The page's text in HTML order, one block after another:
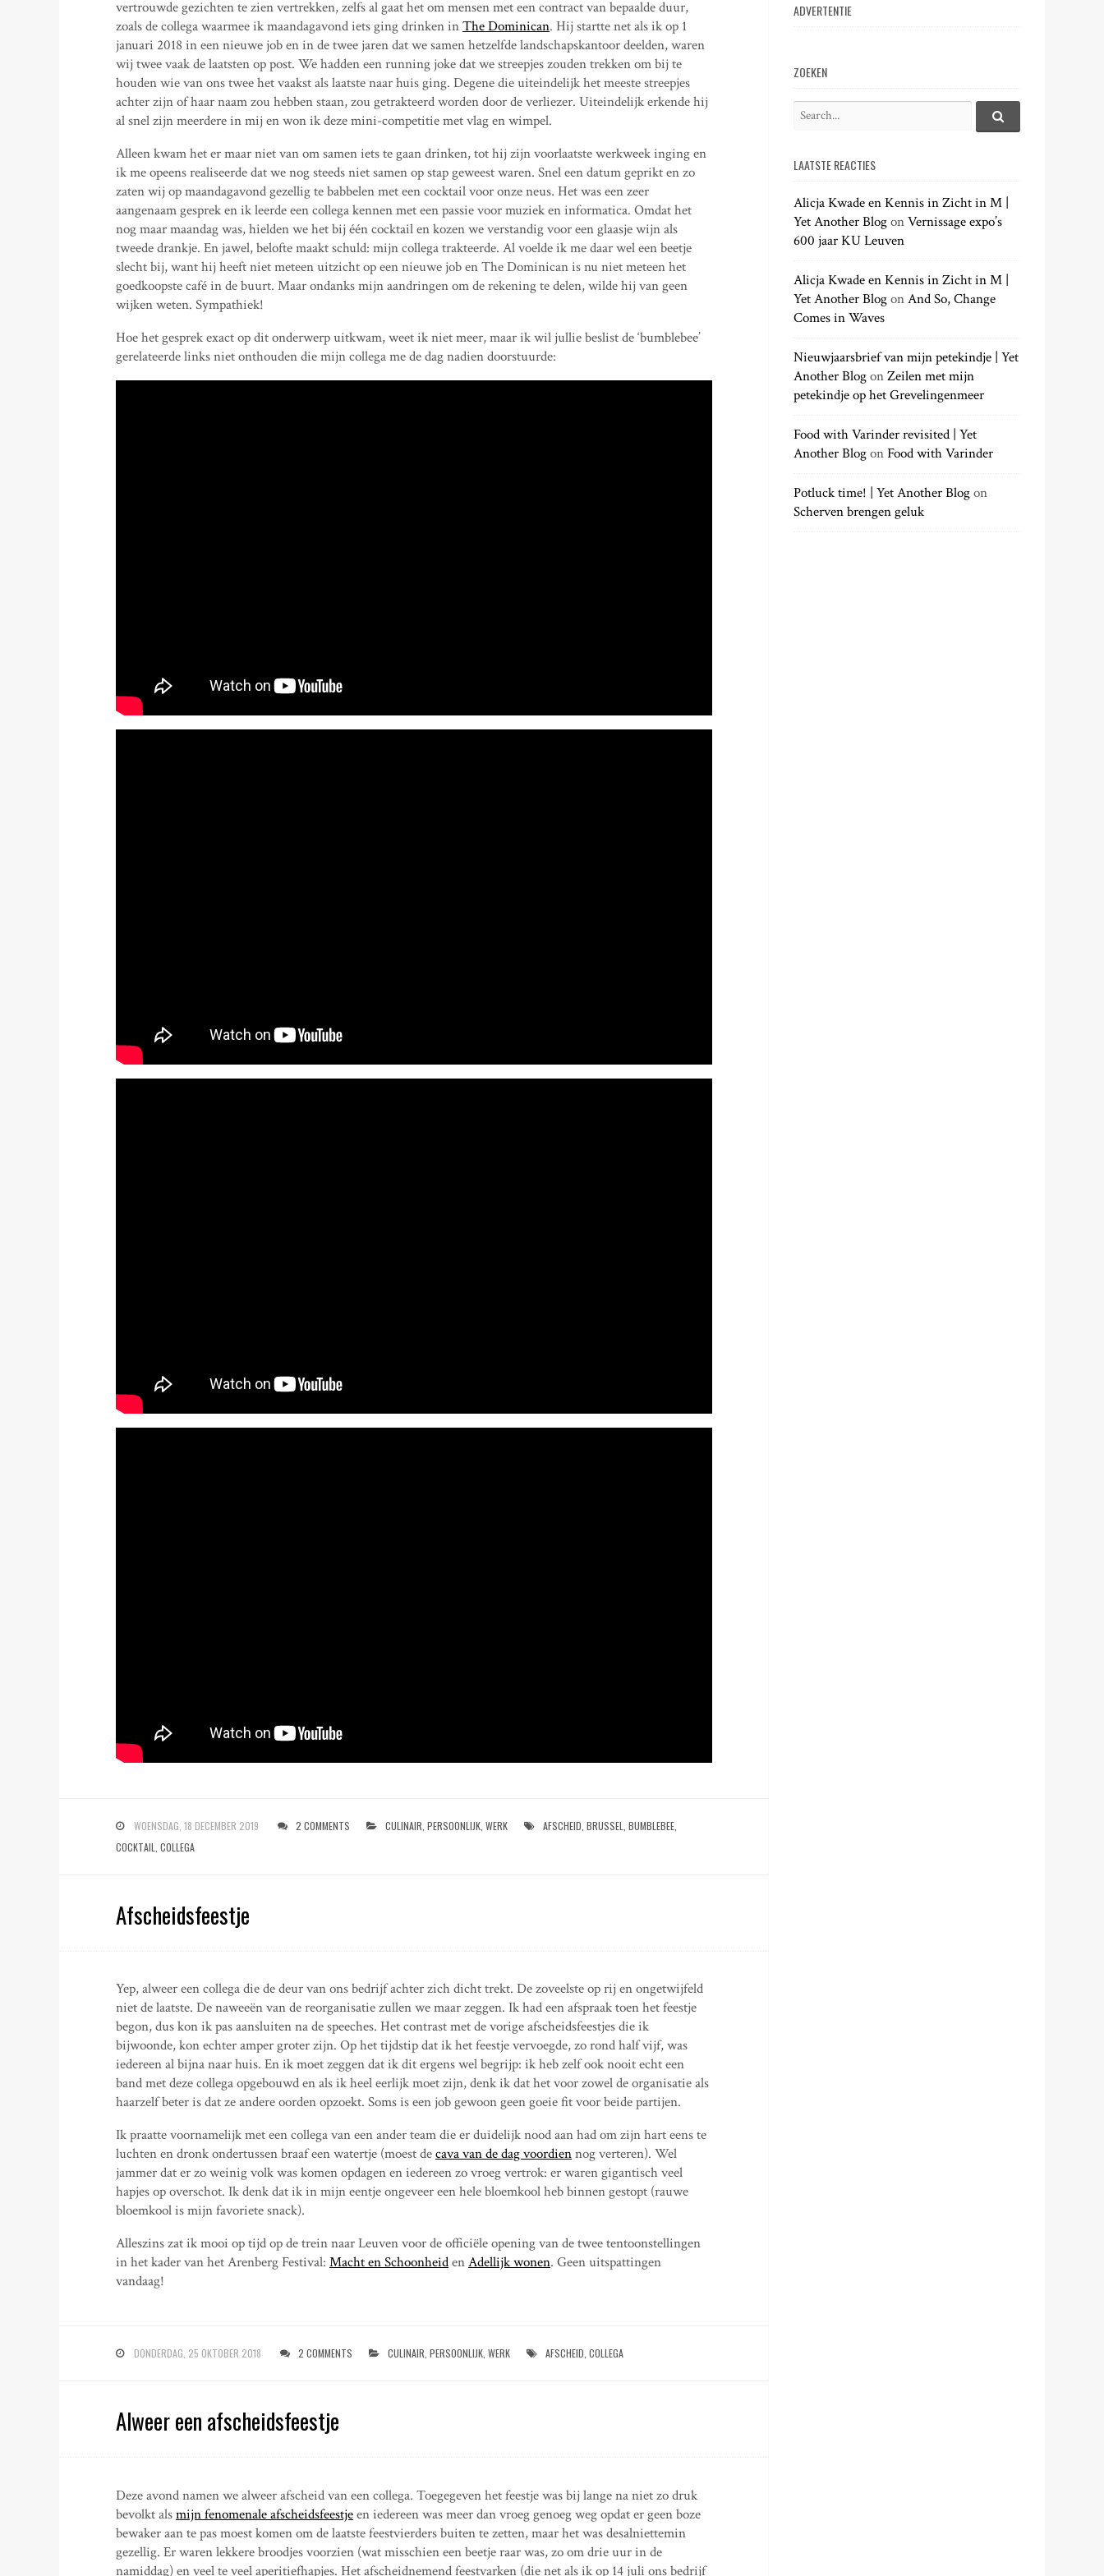
vertrouwde gezichten te zien vertrekken, zelfs al gaat het om mensen met een contract van bepaalde duur,
zoals de collega waarmee ik maandagavond iets ging drinken inThe Dominican. Hij startte net als ik op 1
januari 2018 in een nieuwe job en in de twee jaren dat we samen hetzelfde landschapskantoor deelden, waren
wij twee vaak de laatsten op post. We hadden een running joke dat we streepjes zouden trekken om bij te
houden wie van ons twee het vaakst als laatste naar huis ging. Degene die uiteindelijk het meeste streepjes
achter zijn of haar naam zou hebben staan, zou getrakteerd worden door de verliezer. Uiteindelijk erkende hij
al snel zijn meerdere in mij en won ik deze mini-competitie met vlag en wimpel.
Alleen kwam het er maar niet van om samen iets te gaan drinken, tot hij zijn voorlaatste werkweek inging en
ik me opeens realiseerde dat we nog steeds niet samen op stap geweest waren. Snel een datum geprikt en zo
zaten wij op maandagavond gezellig te babbelen met een cocktail voor onze neus. Het was een zeer
aangenaam gesprek en ik leerde een collega kennen met een passie voor muziek en informatica. Omdat het
nog maar maandag was, hielden we het bij één cocktail en kozen we verstandig voor een glaasje wijn als
tweede drankje. En jawel, belofte maakt schuld: mijn collega trakteerde. Al voelde ik me daar wel een beetje
slecht bij, want hij heeft niet meteen uitzicht op een nieuwe job en The Dominican is nu niet meteen het
goedkoopste café in de buurt. Maar ondanks mijn aandringen om de rekening te delen, wilde hij van geen
wijken weten. Sympathiek!
Hoe het gesprek exact op dit onderwerp uitkwam, weet ik niet meer, maar ik wil jullie beslist de ‘bumblebee’
gerelateerde links niet onthouden die mijn collega me de dag nadien doorstuurde:
WOENSDAG, 18 DECEMBER 2019 2 COMMENTS CULINAIR ,PERSOONLIJK ,WERK AFSCHEID ,BRUSSEL ,BUMBLEBEE
COCKTAIL ,COLLEGA
Afscheidsfeestje
Yep, alweer een collega die de deur van ons bedrijf achter zich dicht trekt. De zoveelste op rij en ongetwijfeld
niet de laatste. De naweeën van de reorganisatie zullen we maar zeggen. Ik had een afspraak toen het feestje
begon, dus kon ik pas aansluiten na de speeches. Het contrast met de vorige afscheidsfeestjes die ik
bijwoonde, kon echter amper groter zijn. Op het tijdstip dat ik het feestje vervoegde, zo rond half vijf, was
iedereen al bijna naar huis. En ik moet zeggen dat ik dit ergens wel begrijp: ik heb zelf ook nooit echt een
band met deze collega opgebouwd en als ik heel eerlijk moet zijn, denk ik dat het voor zowel de organisatie als
haarzelf beter is dat ze andere oorden opzoekt. Soms is een job gewoon geen goeie fit voor beide partijen.
Ik praatte voornamelijk met een collega van een ander team die er duidelijk nood aan had om zijn hart eens te
luchten en dronk ondertussen braaf een watertje (moest decava van de dag voordiennog verteren). Wel
jammer dat er zo weinig volk was komen opdagen en iedereen zo vroeg vertrok: er waren gigantisch veel
hapjes op overschot. Ik denk dat ik in mijn eentje ongeveer een hele bloemkool heb binnen gestopt (rauwe
bloemkool is mijn favoriete snack).
Alleszins zat ik mooi op tijd op de trein naar Leuven voor de officiële opening van de twee tentoonstellingen
in het kader van het Arenberg Festival:Macht en SchoonheidenAdellijk wonen. Geen uitspattingen
vandaag!
DONDERDAG, 25 OKTOBER 2018 2 COMMENTS CULINAIR ,PERSOONLIJK ,WERK AFSCHEID ,COLLEGA
Alweer een afscheidsfeestje
Deze avond namen we alweer afscheid van een collega. Toegegeven het feestje was bij lange na niet zo druk
bevolkt alsmijn fenomenale afscheidsfeestjeen iedereen was meer dan vroeg genoeg weg opdat er geen boze
bewaker aan te pas moest komen om de laatste feestvierders buiten te zetten, maar het was desalniettemin
gezellig. Er waren lekkere broodjes voorzien (wat misschien een beetje raar was, zo om drie uur in de
namiddag) en veel te veel aperitiefhapjes. Het afscheidnemend feestvarken (die net als ik op 14 juli ons bedrijf
ADVERTENTIE
ZOEKEN
r
h
f
o
:
S
h
.
LAATSTE REACTIES
Alicja Kwade en Kennis in Zicht in M |
Yet Another BlogonVernissage expo’s
600 jaar KU Leuven
Alicja Kwade en Kennis in Zicht in M |
Yet Another BlogonAnd So, Change
Comes in Waves
Nieuwjaarsbrief van mijn petekindje | Yet
Another BlogonZeilen met mijn
petekindje op het Grevelingenmeer
Food with Varinder revisited | Yet
Another BlogonFood with Varinder
Potluck time! | Yet Another Blogon
Scherven brengen geluk